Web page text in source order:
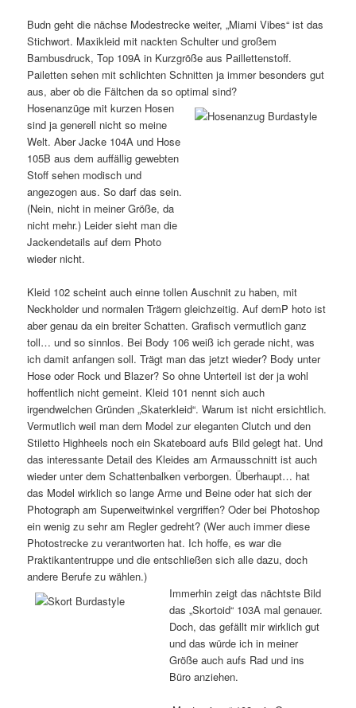
Budn geht die nächse Modestrecke weiter, „Miami Vibes“ ist das
Stichwort. Maxikleid mit nackten Schulter und großem
Bambusdruck, Top 109A in Kurzgröße aus Paillettenstoff.
Pailetten sehen mit schlichten Schnitten ja immer besonders gut
aus, aber ob die Fältchen da so optimal sind?
Hosenanzüge mit kurzen Hosen
sind ja generell nicht so meine
Welt. Aber Jacke 104A und Hose
105B aus dem auffällig gewebten
Stoff sehen modisch und
angezogen aus. So darf das sein.
(Nein, nicht in meiner Größe, da
nicht mehr.) Leider sieht man die
Jackendetails auf dem Photo
wieder nicht.
Kleid 102 scheint auch einne tollen Auschnit zu haben, mit
Neckholder und normalen Trägern gleichzeitig. Auf demP hoto ist
aber genau da ein breiter Schatten. Grafisch vermutlich ganz
toll… und so sinnlos. Bei Body 106 weiß ich gerade nicht, was
ich damit anfangen soll. Trägt man das jetzt wieder? Body unter
Hose oder Rock und Blazer? So ohne Unterteil ist der ja wohl
hoffentlich nicht gemeint. Kleid 101 nennt sich auch
irgendwelchen Gründen „Skaterkleid“. Warum ist nicht ersichtlich.
Vermutlich weil man dem Model zur eleganten Clutch und den
Stiletto Highheels noch ein Skateboard aufs Bild gelegt hat. Und
das interessante Detail des Kleides am Armausschnitt ist auch
wieder unter dem Schattenbalken verborgen. Überhaupt… hat
das Model wirklich so lange Arme und Beine oder hat sich der
Photograph am Superweitwinkel vergriffen? Oder bei Photoshop
ein wenig zu sehr am Regler gedreht? (Wer auch immer diese
Photostrecke zu verantworten hat. Ich hoffe, es war die
Praktikantentruppe und die entschließen sich alle dazu, doch
andere Berufe zu wählen.)
Immerhin zeigt das nächtste Bild
das „Skortoid“ 103A mal genauer.
Doch, das gefällt mir wirklich gut
und das würde ich in meiner
Größe auch aufs Rad und ins
Büro anziehen.